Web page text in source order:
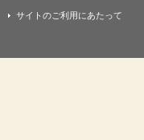
サイトのご利用にあたって